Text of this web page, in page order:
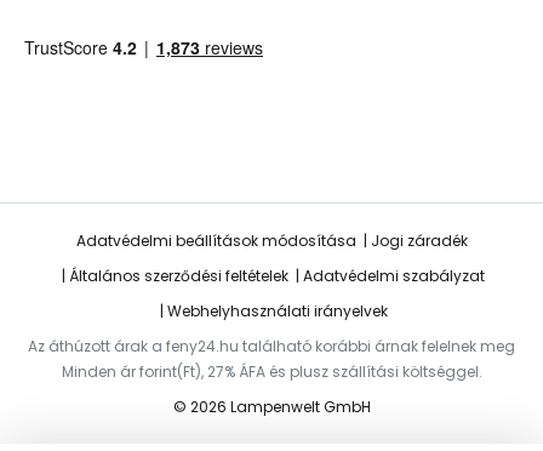
Adatvédelmi beállítások módosítása
Jogi záradék
Általános szerződési feltételek
Adatvédelmi szabályzat
Webhelyhasználati irányelvek
Az áthúzott árak a feny24.hu található korábbi árnak felelnek meg
Minden ár forint(Ft), 27% ÁFA és plusz szállítási költséggel.
© 2026 Lampenwelt GmbH